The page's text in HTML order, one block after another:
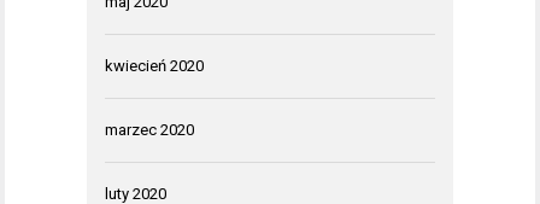
kwiecień 2020
marzec 2020
luty 2020